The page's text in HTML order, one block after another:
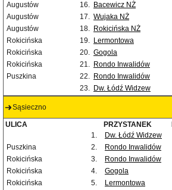
Augustów
16. Bacewicz NŻ
Augustów
17. Wujaka NŻ
Augustów
18. Rokicińska NŻ
Rokicińska
19. Lermontowa
Rokicińska
20. Gogola
Rokicińska
21. Rondo Inwalidów
Puszkina
22. Rondo Inwalidów
23. Dw. Łódź Widzew
Sąsieczno
ULICA PRZYSTANEK
1.
Dw. Łódź Widzew
Puszkina
2. Rondo Inwalidów
Rokicińska
3. Rondo Inwalidów
Rokicińska
4. Gogola
Rokicińska
5. Lermontowa